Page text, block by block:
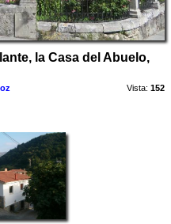
la Casa del Abuelo,
Vista: 152